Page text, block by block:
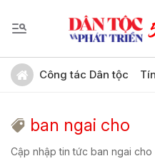
Công tác Dân tộc
ban ngai cho
Cập nhập tin tức ban ngai cho